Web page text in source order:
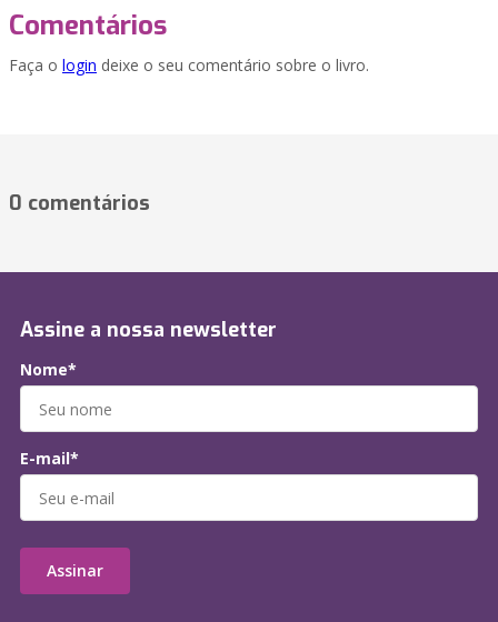
Comentários
Faça o login deixe o seu comentário sobre o livro.
0 comentários
Assine a nossa newsletter
Nome*
E-mail*
Assinar